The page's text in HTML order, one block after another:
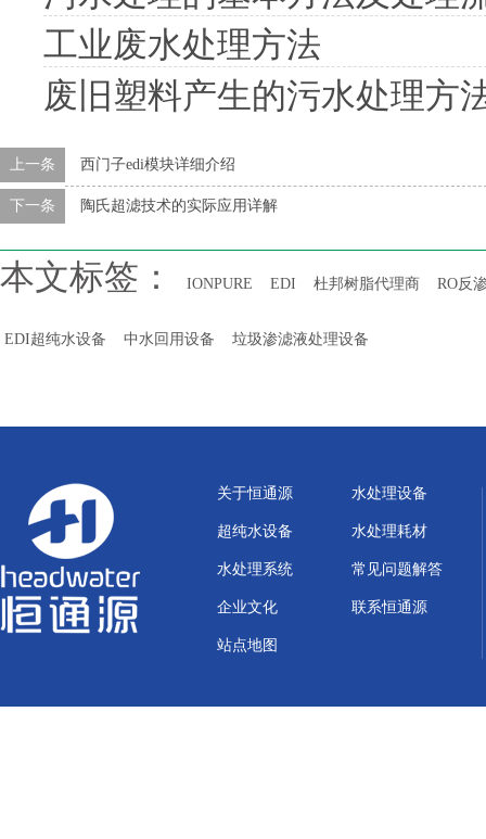
工业废水处理方法
废旧塑料产生的污水处理方
上一条 西门子edi模块详细介绍
下一条 陶氏超滤技术的实际应用详解
本文标签： IONPURE EDI 杜邦树脂代理商 RO反
EDI超纯水设备 中水回用设备 垃圾渗滤液处理设备
关于恒通源 水处理设备
超纯水设备 水处理耗材
水处理系统 常见问题解答
企业文化 联系恒通源
站点地图